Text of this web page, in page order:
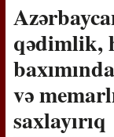
qədimlik,
və
saxlayırıq